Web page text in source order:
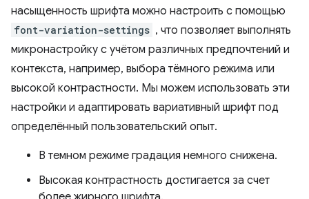
насыщенность шрифта можно настроить с помощью
font-variation-settings , что позволяет выполнять
микронастройку с учётом различных предпочтений и
контекста, например, выбора тёмного режима или
высокой контрастности. Мы можем использовать эти
настройки и адаптировать вариативный шрифт под
определённый пользовательский опыт.
В темном режиме градация немного снижена.
Высокая контрастность достигается за счет